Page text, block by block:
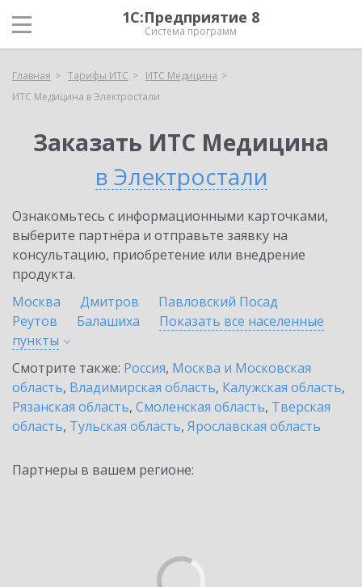
1С:Предприятие 8
Система программ
Главная Тарифы ИТС
ИТС Медицина
ИТС Медицина в Электростали
Заказать ИТС Медицина
в Электростали
Ознакомьтесь с информационными карточками,
выберите партнёра и отправьте заявку на
консультацию, приобретение или внедрение
продукта.
Москва
Дмитров
Павловский Посад
Реутов
Балашиха
Показать все населенные
пункты
Смотрите также: Россия, Москва и Московская
область, Владимирская область, Калужская область,
Рязанская область, Смоленская область, Тверская
область, Тульская область, Ярославская область
Партнеры в вашем регионе: